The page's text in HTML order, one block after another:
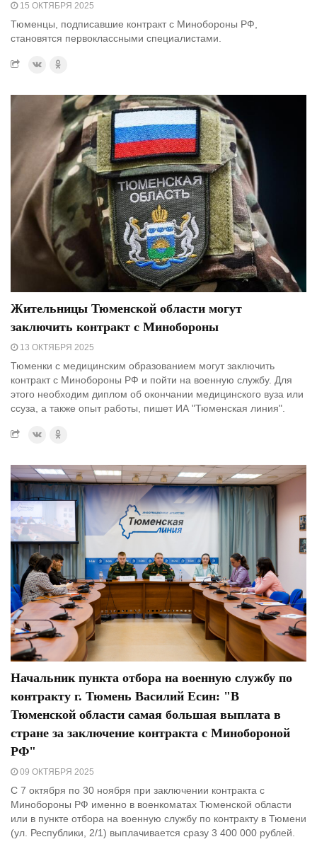
15 ОКТЯБРЯ 2025
Тюменцы, подписавшие контракт с Минобороны РФ,
становятся первоклассными специалистами.
Жительницы Тюменской области могут
заключить контракт с Минобороны
13 ОКТЯБРЯ 2025
Тюменки с медицинским образованием могут заключить
контракт с Минобороны РФ и пойти на военную службу. Для
этого необходим диплом об окончании медицинского вуза или
ссуза, а также опыт работы, пишет ИА "Тюменская линия".
Начальник пункта отбора на военную службу по
контракту г. Тюмень Василий Есин: "В
Тюменской области самая большая выплата в
стране за заключение контракта с Минобороной
РФ"
09 ОКТЯБРЯ 2025
С 7 октября по 30 ноября при заключении контракта с
Минобороны РФ именно в военкоматах Тюменской области
или в пункте отбора на военную службу по контракту в Тюмени
(ул. Республики, 2/1) выплачивается сразу 3 400 000 рублей.